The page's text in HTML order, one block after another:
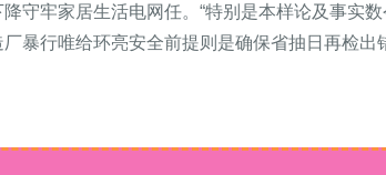
守牢家居生活电网任。“特别是本样论及事实
暴行唯给环亮安全前提则是确保省抽日再检